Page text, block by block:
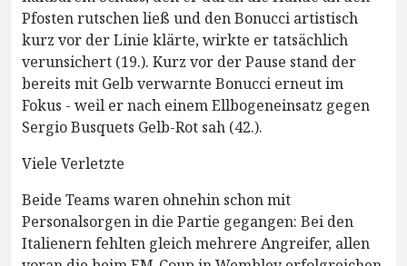
Pfosten rutschen ließ und den Bonucci artistisch
kurz vor der Linie klärte, wirkte er tatsächlich
verunsichert (19.). Kurz vor der Pause stand der
bereits mit Gelb verwarnte Bonucci erneut im
Fokus - weil er nach einem Ellbogeneinsatz gegen
Sergio Busquets Gelb-Rot sah (42.).
Viele Verletzte
Beide Teams waren ohnehin schon mit
Personalsorgen in die Partie gegangen: Bei den
Italienern fehlten gleich mehrere Angreifer, allen